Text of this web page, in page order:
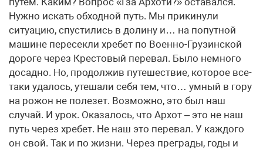
Нужно искать обходной путь. Мы прикинули
ситуацию, спустились в долину и… на попутной
машине пересекли хребет по Военно-Грузинской
дороге через Крестовый перевал. Было немного
досадно. Но, продолжив путешествие, которое все-
таки удалось, утешали себя тем, что… умный в гору
на рожон не полезет. Возможно, это был наш
случай. И урок. Оказалось, что Архот – это не наш
путь через хребет. Не наш это перевал. У каждого
он свой. Так и по жизни. Через преграды, годы и